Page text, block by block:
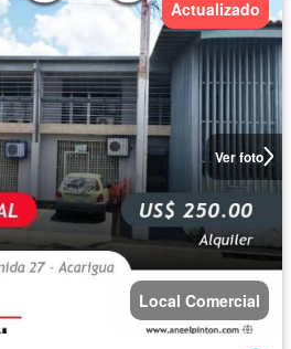
Ver foto
Actualizado
Local Comercial